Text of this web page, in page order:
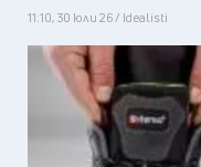
11:10, 30 юли 26 / Idealisti